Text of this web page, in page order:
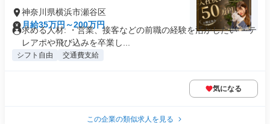
神奈川県横浜市瀬谷区
月給35万円～200万円
求める人材: ・営業、接客などの前職の経験を活かしたい ・テ
レアポや飛び込みを卒業し...
シフト自由 交通費支給
気になる
この企業の類似求人を見る